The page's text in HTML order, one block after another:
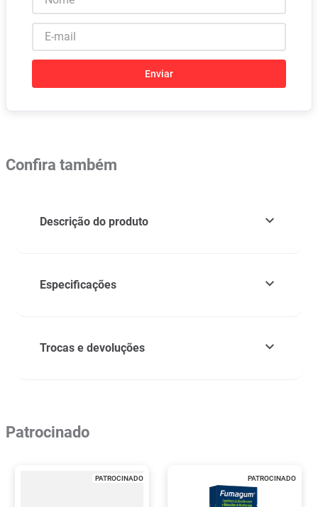
Enviar
Confira também
Descrição do produto
Especificações
Trocas e devoluções
Patrocinado
PATROCINADO PATROCINADO